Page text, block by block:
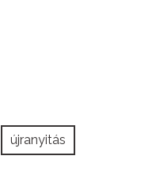
újranyitás